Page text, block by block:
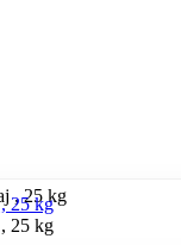
, 25 kg